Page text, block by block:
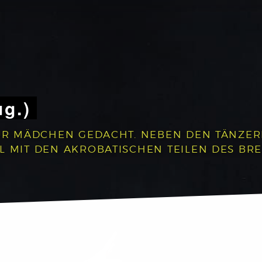
MÄDCHEN GEDACHT. NEBEN DEN
MIT DEN AKROBATISCHEN TEILEN DES